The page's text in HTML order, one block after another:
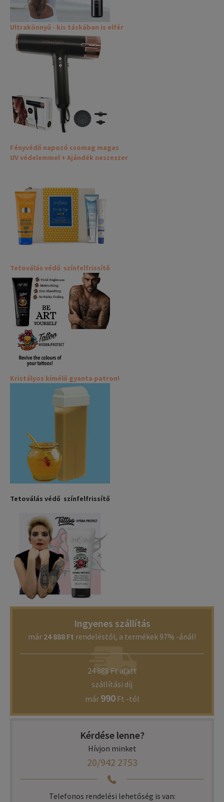
Ultrakönnyű - kis táskában is elfér
Fényvédő napozó csomag magas
UV védelemmel + Ajándék neszeszer
Tetoválás védő színfelfrissítő
Kristályos kímélő gyanta patron!
Tetoválás védő színfelfrissítő
Ingyenes szállítás
már 24 888 Ft rendeléstől, a termékek 97% -ánál!
24 888 Ft alatt
szállítási díj
már 990Ft -tól
Kérdése lenne?
Hívjon minket
20/942 2753
Telefonos rendelési lehetőség is van: